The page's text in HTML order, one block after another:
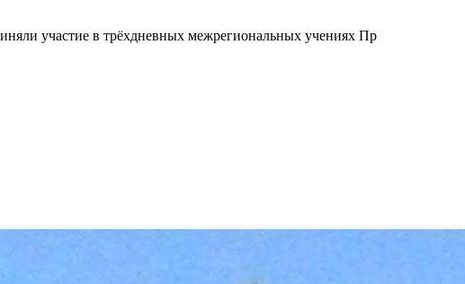
участие в трёхдневных межрегиональных учениях Пр